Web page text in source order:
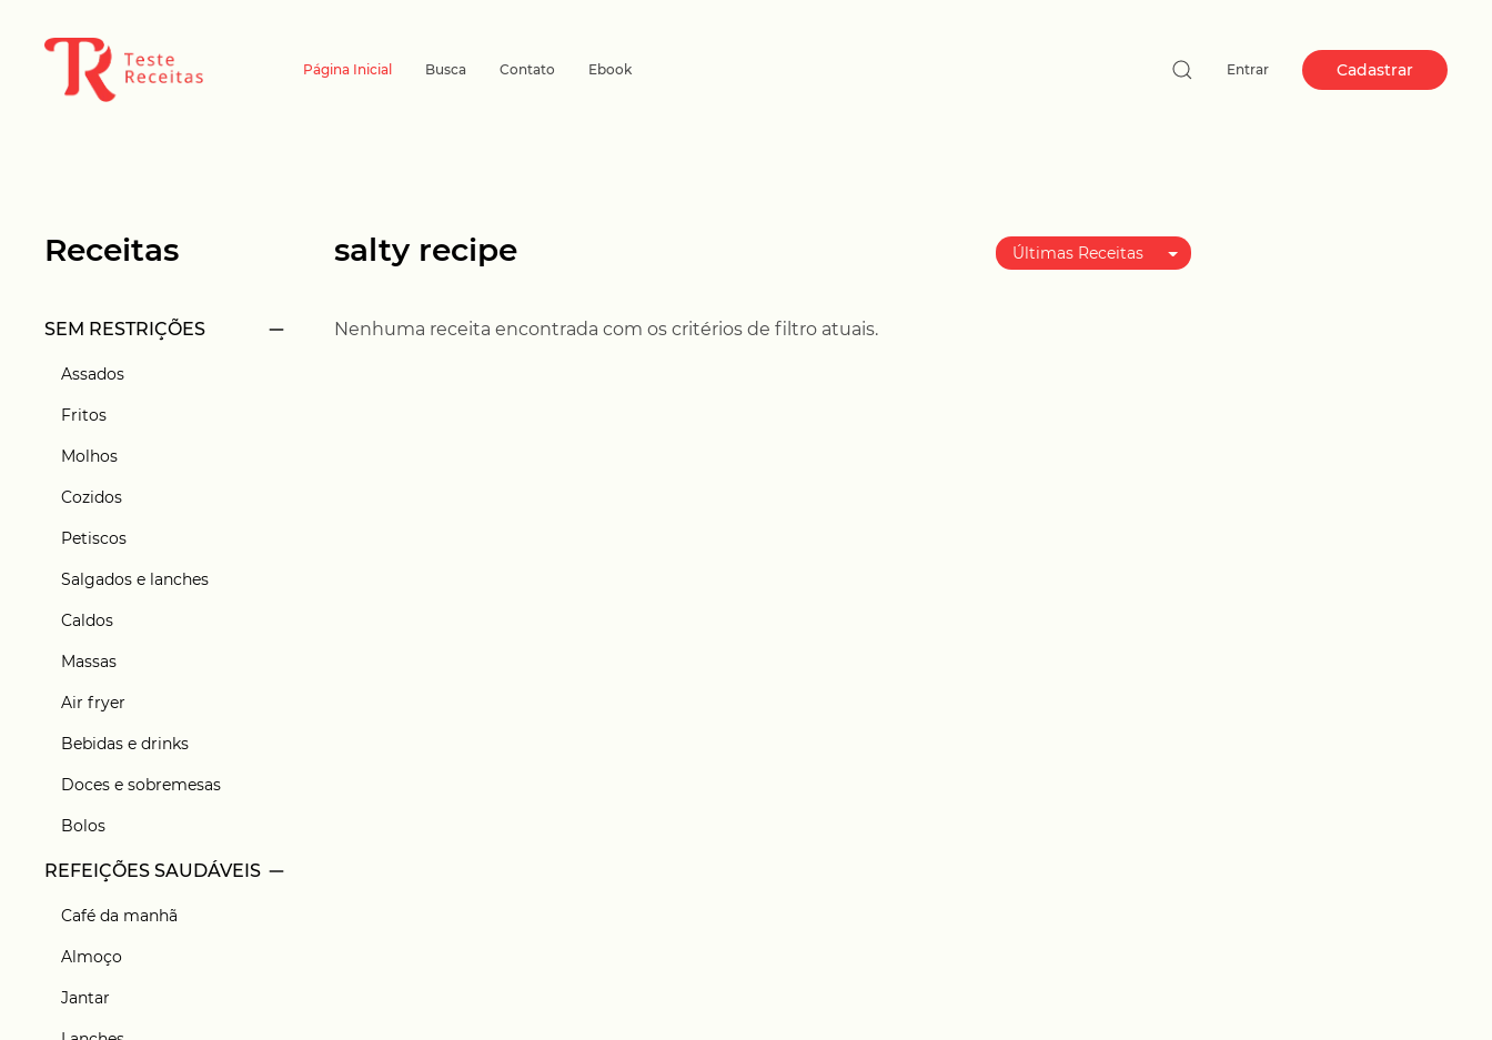
Página Inicial Busca Contato Ebook Entrar Cadastrar
Receitas
SEM RESTRIÇÕES
Assados
Fritos
Molhos
Cozidos
Petiscos
Salgados e lanches
Caldos
Massas
Air fryer
Bebidas e drinks
Doces e sobremesas
Bolos
REFEIÇÕES SAUDÁVEIS
Café da manhã
Almoço
Jantar
salty recipe
Últimas Receitas
Nenhuma receita encontrada com os critérios de filtro atuais.